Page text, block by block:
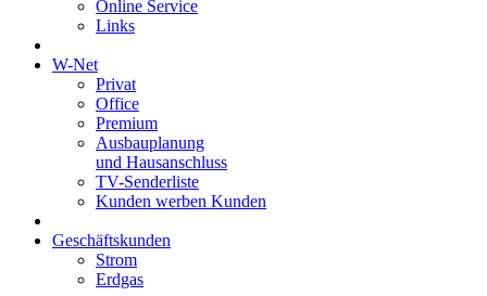
Online Service
Links
W-Net
Privat
Office
Premium
Ausbauplanung
und Hausanschluss
TV-Senderliste
Kunden werben Kunden
Geschäftskunden
Strom
Erdgas